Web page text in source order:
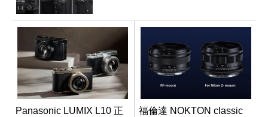
Panasonic LUMIX L10 正
福倫達 NOKTON classic